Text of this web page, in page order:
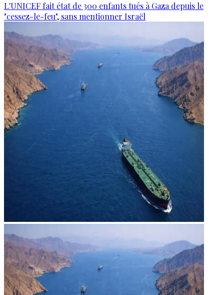
L'UNICEF fait état de 300 enfants tués à Gaza depuis le
"cessez-le-feu", sans mentionner Israël